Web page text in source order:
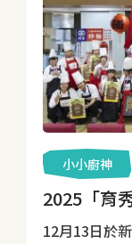
小小廚神
2025「育
12月13日於